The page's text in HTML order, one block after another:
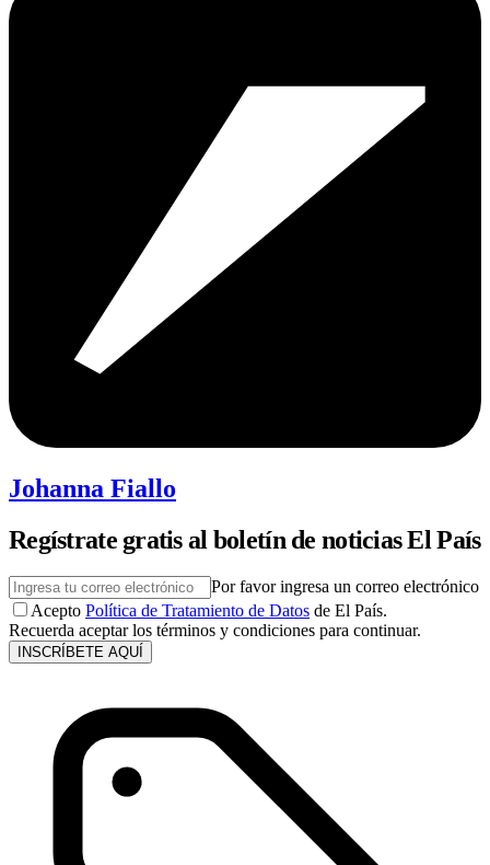
Johanna Fiallo
Regístrate gratis al boletín de noticias El País
Por favor ingresa un correo electrónico
Acepto Política de Tratamiento de Datos de El País.
Recuerda aceptar los términos y condiciones para continuar.
INSCRÍBETE AQUÍ